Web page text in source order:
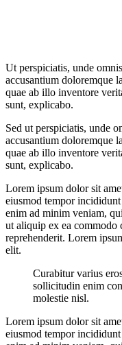
Ut perspiciatis, unde
accusantium doloremque
quae ab illo inventore
sunt, explicabo.
Sed ut perspiciatis, unde
accusantium doloremque
quae ab illo inventore
sunt, explicabo.
Lorem ipsum dolor sit
eiusmod tempor
enim ad minim veniam,
ut aliquip ex ea commodo
reprehenderit. Lorem
elit.
Curabitur varius
sollicitudin enim
molestie nisl.
Lorem ipsum dolor sit
eiusmod tempor